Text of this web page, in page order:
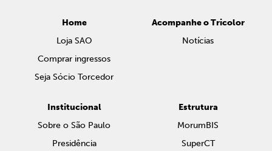
Home
Loja SAO
Comprar ingressos
Seja Sócio Torcedor
Acompanhe o Tricolor
Notícias
Institucional
Sobre o São Paulo
Presidência
Estrutura
MorumBIS
SuperCT